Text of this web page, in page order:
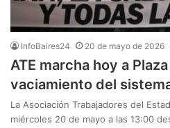
InfoBaires24 20 de mayo de 2026
ATE marcha hoy a
vaciamiento del
La Asociación Trabajadores del
miércoles 20 de mayo a las 13:00